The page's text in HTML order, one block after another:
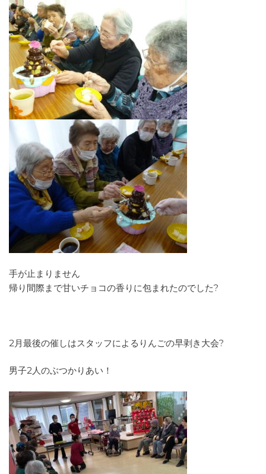
手が止まりません
帰り間際まで甘いチョコの香りに包まれたのでした?
2月最後の催しはスタッフによるりんごの早剥き大会?
男子2人のぶつかりあい！